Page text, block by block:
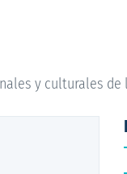
y culturales de